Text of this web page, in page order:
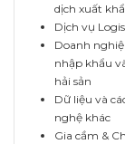
dịch xuất
Dịch vụ
Doanh
nhập khẩu
hải sản
Dữ liệu và
nghệ khác
Gia cầm &